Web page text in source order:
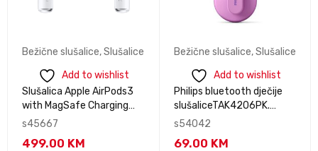
Bežične slušalice,Slušalice
Add to wishlist
Slušalica Apple AirPods3
with MagSafe Charging
Case - White
s45667
499.00 KM
Bežične slušalice,Slušalice
Add to wishlist
Philips bluetooth dječije
slušaliceTAK4206PK.
domet do 10m. boja pink
s54042
69.00 KM